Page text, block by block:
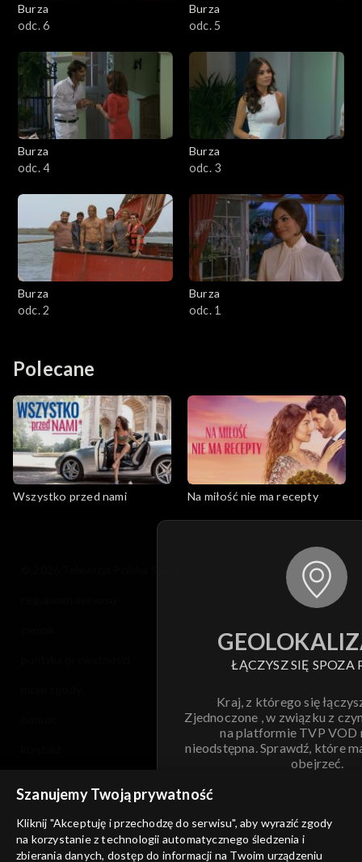
Burza
odc. 6
Burza
odc. 5
Burza
odc. 4
Burza
odc. 3
Burza
odc. 2
Burza
odc. 1
Polecane
Wszystko przed nami Na miłość nie ma recepty
ŁĄCZYSZ SIĘ SPOZA
Kraj, z którego się
Zjednoczone , w związku z
na platformie TVP VOD
nieodstępna. Sprawdź, które
obejrzeć.
ANULUJ
informacje o dostawcy usług
Szanujemy Twoją prywatność
Kliknij "Akceptuję i przechodzę do serwisu", aby wyrazić zgody
na korzystanie z technologii automatycznego śledzenia i
zbierania danych, dostęp do informacji na Twoim urządzeniu